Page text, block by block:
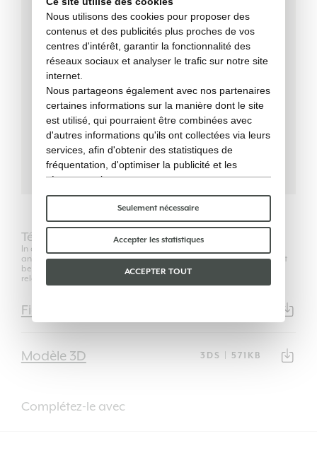
LARGEUR
HAUTEUR 84 cm
Télécharger
In compliance with the regulations of Copyright Law, the use of 2D
and 3D models is authorized only for its own purposes and can not
be transferred in any way to third parties, unrelated to the
relationship between the professional user and his client.
Fiche Technique
Modèle 3D 3DS | 571KB
Complétez-le avec
Nous utilisons des cookies pour proposer des
contenus et des publicités plus proches de vos
centres d'intérêt, garantir la fonctionnalité des
réseaux sociaux et analyser le trafic sur notre site
internet.
Nous partageons également avec nos partenaires
certaines informations sur la manière dont le site
est utilisé, qui pourraient être combinées avec
d'autres informations qu'ils ont collectées via leurs
services, afin d'obtenir des statistiques de
fréquentation, d'optimiser la publicité et les
réseaux sociaux.
Certains cookies « techniques » sont
indispensables au bon fonctionnement du site et
ne traitent ni ne partagent aucune donnée
personnelle avec des tiers. Pour en savoir plus,
vous pouvez consulter notrepolitique en matière
Veuillez choisir les cookies que vous acceptez :
Seulement nécessaire
Accepter les statistiques
ACCEPTER TOUT